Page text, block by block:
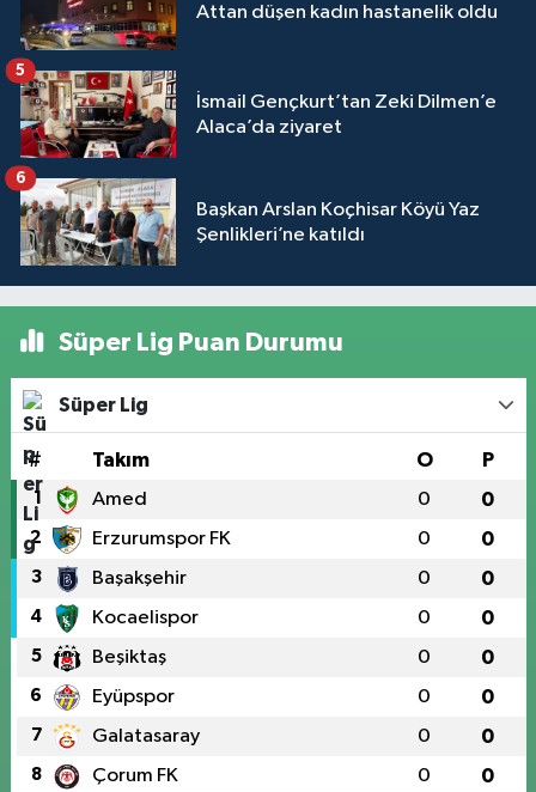
Attan düşen kadın hastanelik oldu
İsmail Gençkurt’tan Zeki Dilmen’e
Alaca’da ziyaret
5
Başkan Arslan Koçhisar Köyü Yaz
Şenlikleri’ne katıldı
6
Süper Lig Puan Durumu
Süper Lig
# Takım O P
1 Amed 0 0
2 Erzurumspor FK 0 0
3 Başakşehir 0 0
4 Kocaelispor 0 0
5 Beşiktaş 0 0
6 Eyüpspor 0 0
7 Galatasaray 0 0
8 Çorum FK 0 0